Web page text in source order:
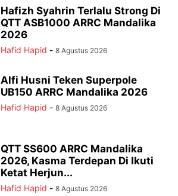
Hafizh Syahrin Terlalu Strong Di
QTT ASB1000 ARRC Mandalika
2026
Hafid Hapid - 8 Agustus 2026
Alfi Husni Teken Superpole
UB150 ARRC Mandalika 2026
Hafid Hapid - 8 Agustus 2026
QTT SS600 ARRC Mandalika
2026, Kasma Terdepan Di Ikuti
Ketat Herjun...
Hafid Hapid - 8 Agustus 2026